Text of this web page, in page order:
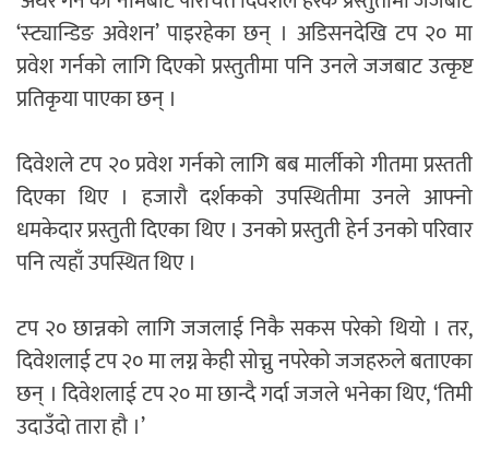
‘स्ट्यान्डिङ अवेशन’ पाइरहेका छन् । अडिसनदेखि टप २० मा
प्रवेश गर्नको लागि दिएको प्रस्तुतीमा पनि उनले जजबाट उत्कृष्ट
प्रतिकृया पाएका छन् ।
दिवेशले टप २० प्रवेश गर्नको लागि बब मार्लीको गीतमा प्रस्तती
दिएका थिए । हजारौ दर्शकको उपस्थितीमा उनले आफ्नो
धमकेदार प्रस्तुती दिएका थिए । उनको प्रस्तुती हेर्न उनको परिवार
पनि त्यहाँ उपस्थित थिए ।
टप २० छान्नको लागि जजलाई निकै सकस परेको थियो । तर,
दिवेशलाई टप २० मा लग्न केही सोच्नु नपरेको जजहरुले बताएका
छन् । दिवेशलाई टप २० मा छान्दै गर्दा जजले भनेका थिए, ‘तिमी
उदाउँदो तारा हौ ।’